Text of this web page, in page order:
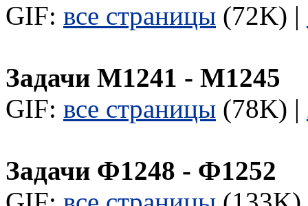
GIF: все страницы (72K) |
Задачи М1241 - М1245
GIF: все страницы (78K) |
Задачи Ф1248 - Ф1252